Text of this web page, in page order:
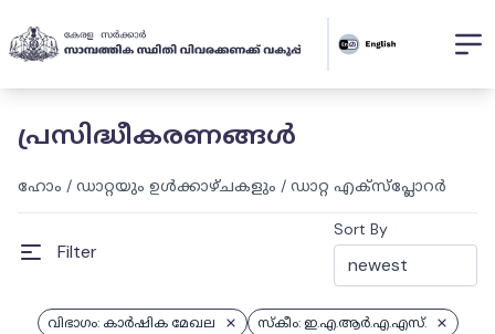
പ്രസിദ്ധീകരണങ്ങൾ
ഹോം / ഡാറ്റയും ഉൾക്കാഴ്ചകളും / ഡാറ്റ എക്സ്പ്ലോറർ
Filter
Sort By
വിഭാഗം: കാർഷിക മേഖല സ്കീം: ഇ.എ.ആർ.എ.എസ്.